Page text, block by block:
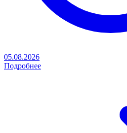
05.08.2026
Подробнее